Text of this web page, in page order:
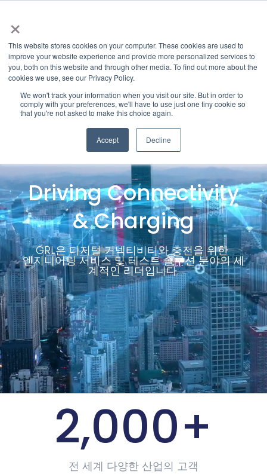
×
This website stores cookies on your computer. These cookies are used to
improve your website experience and provide more personalized services to
you, both on this website and through other media. To find out more about the
cookies we use, see our Privacy Policy.
We won't track your information when you visit our site. But in order to
comply with your preferences, we'll have to use just one tiny cookie so
that you're not asked to make this choice again.
Accept Decline
Driving Connectivity
& Charging
GRL은 디지털 커넥티비티와 충전을 위한
엔지니어링 서비스 및 테스트 솔루션 분야의 세
계적인 리더입니다.
2,000+
전 세계 다양한 산업의 고객